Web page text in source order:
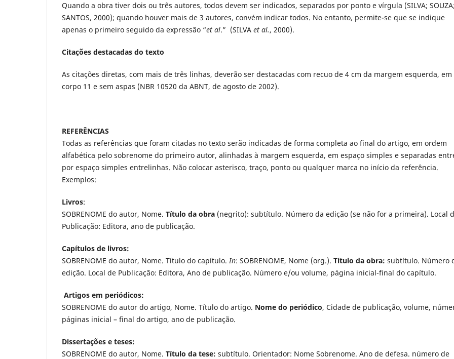
Quando a obra tiver dois ou três autores, todos devem ser indicados, separados por ponto e vírgula (SILVA; SOUZA;
SANTOS, 2000); quando houver mais de 3 autores, convém indicar todos. No entanto, permite-se que se indique
apenas o primeiro seguido da expressão “et al.” (SILVA et al., 2000).
Citações destacadas do texto
As citações diretas, com mais de três linhas, deverão ser destacadas com recuo de 4 cm da margem esquerda, em
corpo 11 e sem aspas (NBR 10520 da ABNT, de agosto de 2002).
REFERÊNCIAS
Todas as referências que foram citadas no texto serão indicadas de forma completa ao final do artigo, em ordem
alfabética pelo sobrenome do primeiro autor, alinhadas à margem esquerda, em espaço simples e separadas
por espaço simples entrelinhas. Não colocar asterisco, traço, ponto ou qualquer marca no início da referência.
Exemplos:
Livros:
SOBRENOME do autor, Nome. Título da obra (negrito): subtítulo. Número da edição (se não for a primeira). Local
Publicação: Editora, ano de publicação.
Capítulos de livros:
SOBRENOME do autor, Nome. Título do capítulo.In: SOBRENOME, Nome (org.). Título da obra: subtítulo. Número
edição. Local de Publicação: Editora, Ano de publicação. Número e/ou volume, página inicial-final do capítulo.
Artigos em periódicos:
SOBRENOME do autor do artigo, Nome. Título do artigo. Nome do periódico, Cidade de publicação, volume,
páginas inicial – final do artigo, ano de publicação.
Dissertações e teses:
SOBRENOME do autor, Nome. Título da tese: subtítulo. Orientador: Nome Sobrenome. Ano de defesa. número de